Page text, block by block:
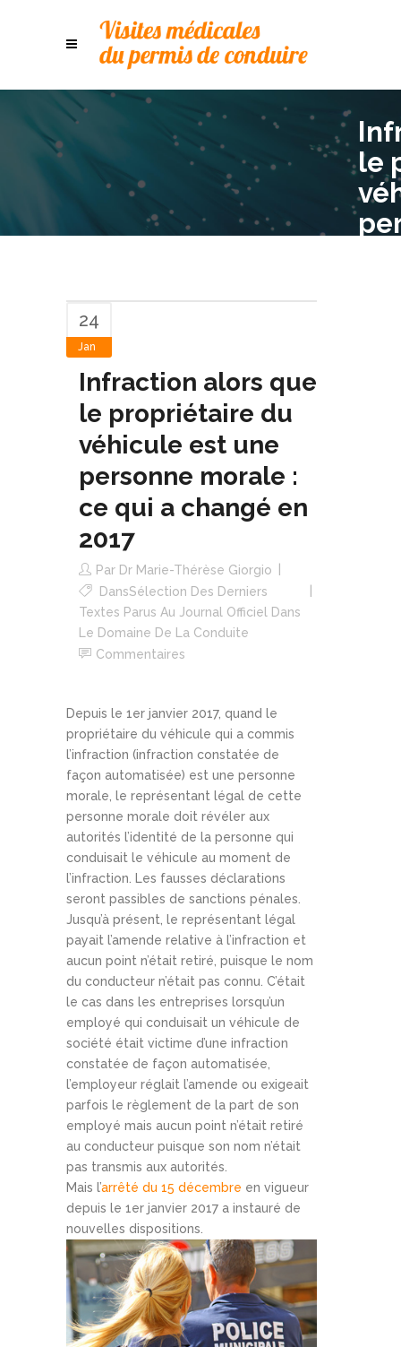
le
24
Jan
Infraction alors que
le propriétaire du
véhicule est une
personne morale :
ce qui a changé en
2017
Par Dr Marie-Thérèse Giorgio
DansSélection Des Derniers
Textes Parus Au Journal Officiel Dans
Le Domaine De La Conduite
Commentaires
Depuis le 1er janvier 2017, quand le
propriétaire du véhicule qui a commis
l’infraction (infraction constatée de
façon automatisée) est une personne
morale, le représentant légal de cette
personne morale doit révéler aux
autorités l’identité de la personne qui
conduisait le véhicule au moment de
l’infraction. Les fausses déclarations
seront passibles de sanctions pénales.
Jusqu’à présent, le représentant légal
payait l’amende relative à l’infraction et
aucun point n’était retiré, puisque le nom
du conducteur n’était pas connu. C’était
le cas dans les entreprises lorsqu’un
employé qui conduisait un véhicule de
société était victime d’une infraction
constatée de façon automatisée,
l’employeur réglait l’amende ou exigeait
parfois le règlement de la part de son
employé mais aucun point n’était retiré
au conducteur puisque son nom n’était
pas transmis aux autorités.
Mais l’arrêté du 15 décembre en vigueur
depuis le 1er janvier 2017 a instauré de
nouvelles dispositions.